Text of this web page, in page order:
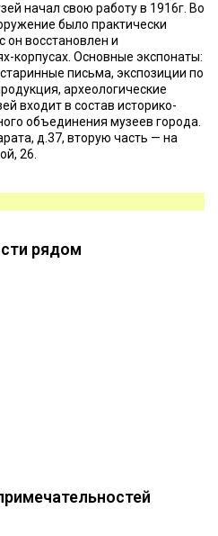
начал свою работу в 1916г. Во
было практически
он восстановлен и
корпусах. Основные экспонаты:
письма, экспозиции по
археологические
входит в состав историко-
объединения музеев города.
д.37, вторую часть — на
26.
рядом